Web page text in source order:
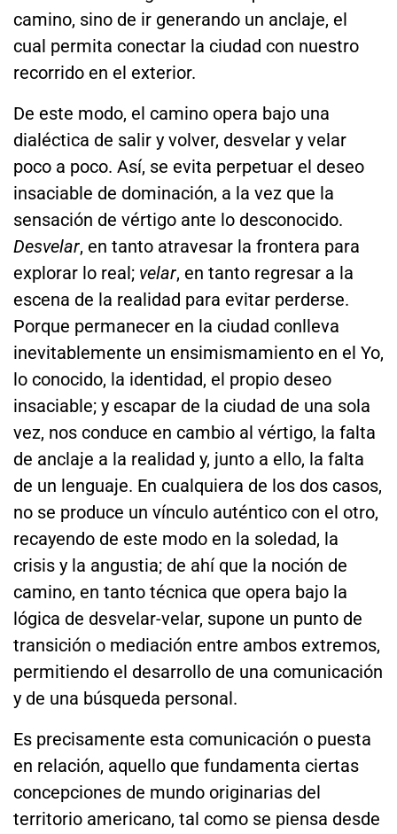
camino, sino de ir generando un anclaje, el
cual permita conectar la ciudad con nuestro
recorrido en el exterior.
De este modo, el camino opera bajo una
dialéctica de salir y volver, desvelar y velar
poco a poco. Así, se evita perpetuar el deseo
insaciable de dominación, a la vez que la
sensación de vértigo ante lo desconocido.
Desvelar, en tanto atravesar la frontera para
explorar lo real; velar, en tanto regresar a la
escena de la realidad para evitar perderse.
Porque permanecer en la ciudad conlleva
inevitablemente un ensimismamiento en el Yo,
lo conocido, la identidad, el propio deseo
insaciable; y escapar de la ciudad de una sola
vez, nos conduce en cambio al vértigo, la falta
de anclaje a la realidad y, junto a ello, la falta
de un lenguaje. En cualquiera de los dos casos,
no se produce un vínculo auténtico con el otro,
recayendo de este modo en la soledad, la
crisis y la angustia; de ahí que la noción de
camino, en tanto técnica que opera bajo la
lógica de desvelar-velar, supone un punto de
transición o mediación entre ambos extremos,
permitiendo el desarrollo de una comunicación
y de una búsqueda personal.
Es precisamente esta comunicación o puesta
en relación, aquello que fundamenta ciertas
concepciones de mundo originarias del
territorio americano, tal como se piensa desde